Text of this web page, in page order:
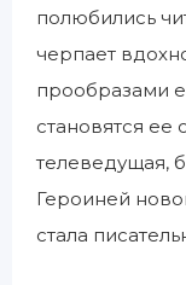
полюбились
черпает
прообразами
становятся ее
телеведущая,
Героиней
стала